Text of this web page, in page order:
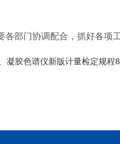
部门协调配合，抓好各项工
凝胶色谱仪新版计量检定规程